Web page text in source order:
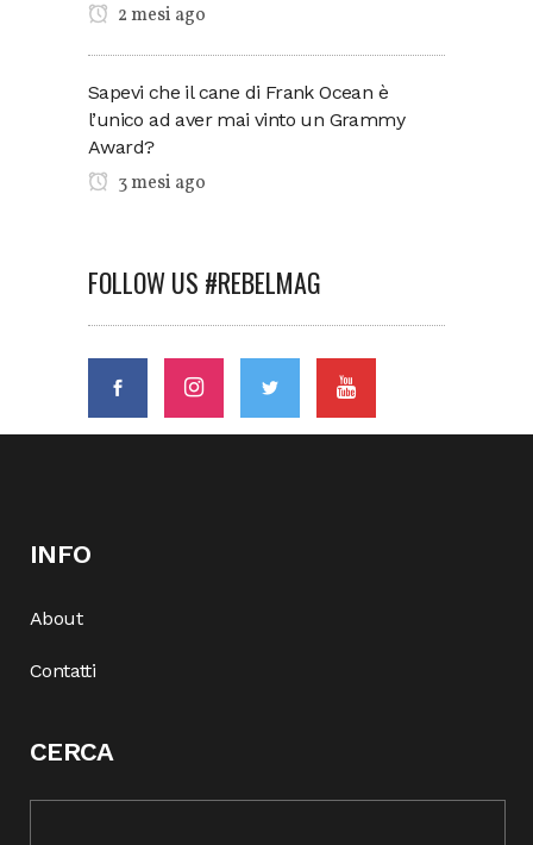
2 mesi ago
Sapevi che il cane di Frank Ocean è
l’unico ad aver mai vinto un Grammy
Award?
3 mesi ago
FOLLOW US #REBELMAG
INFO
About
Contatti
CERCA